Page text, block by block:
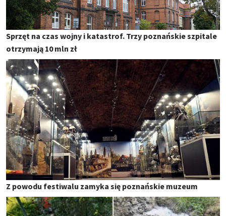
Sprzęt na czas wojny i katastrof. Trzy poznańskie szpitale
otrzymają 10 mln zł
Z powodu festiwalu zamyka się poznańskie muzeum